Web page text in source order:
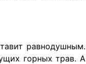
равнодушным.
горных трав. А